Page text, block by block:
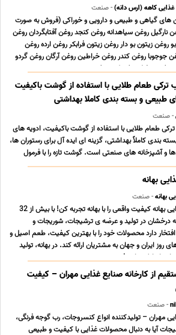
کاهه (ارس دانه)- صنعت
های گیاهی و طبیعی و دارویی و خوراکی (فروش به صورت
نارگیل روغن سیاهدانه روغن کنجد روغن آفتابگردان روغن
روغن زیتون بو دار روغن زیتون فرابکر روغن ارده روغن
جوجوبا روغن کندر روغن خراطین روغن آرگان روغن گردو
روغن حنضل روغن کدو روغن ... ...
ترکی طعام طلایی با استفاده از گوشت باکیفیت
طبیعی و بسته بندی کاملا بهداشتی
- صنعت
طعام طلایی با استفاده از گوشت باکیفیت، ادویه های
بندی کاملاً بهداشتی، گزینه ای ایده آل برای رستوران ها،
و آشپزخانه های صنعتی است. گوشت تازه را با فرمول
طلایی طعم دار می کنیم. (مرینیت گوشت) رول ها در
با بسته بندی منظم آماد ... ...
بهانه
بهانه- صنعت
صنایع غذایی بهانه کیفیت واقعی را با بهانه تجربه کن! با بیش از 32
درخشان در تولید و عرضه ی ترشیجات، شوریجات و
دارد محصولات خود را با بهترین کیفیت، طعم اصیل و
روز ایران و جهان به مشتریان ارائه کند. در بهانه، تولید
مواد اولیه تازه، ف ... ...
از کارخانه صنایع غذایی مهران – کیفیت
- صنعت
مهران – تولیدکننده انواع کنسروجات، رب گوجه فرنگی،
آیا به دنبال محصولات غذایی با کیفیت و طبیعی